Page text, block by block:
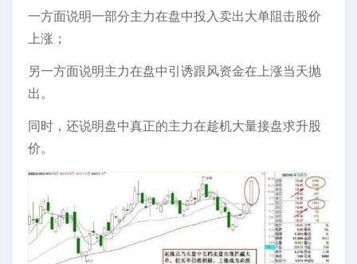
一方面说明一部分主力在盘中投入卖出大单阻击股价
上涨；
另一方面说明主力在盘中引诱跟风资金在上涨当天抛
出。
同时，还说明盘中真正的主力在趁机大量接盘求升股
价。